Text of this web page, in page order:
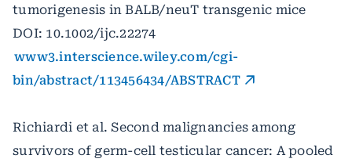
tumorigenesis in BALB/neuT transgenic mice
DOI: 10.1002/ijc.22274
www3.interscience.wiley.com/cgi-
bin/abstract/113456434/ABSTRACT
Richiardi et al. Second malignancies among
survivors of germ-cell testicular cancer: A pooled